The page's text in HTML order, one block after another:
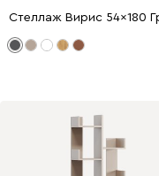
Стеллаж Вирис 54x180